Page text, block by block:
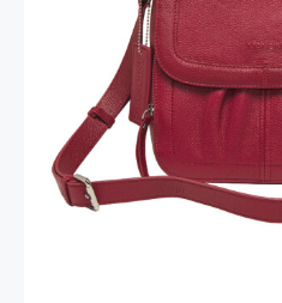
Sac à Main